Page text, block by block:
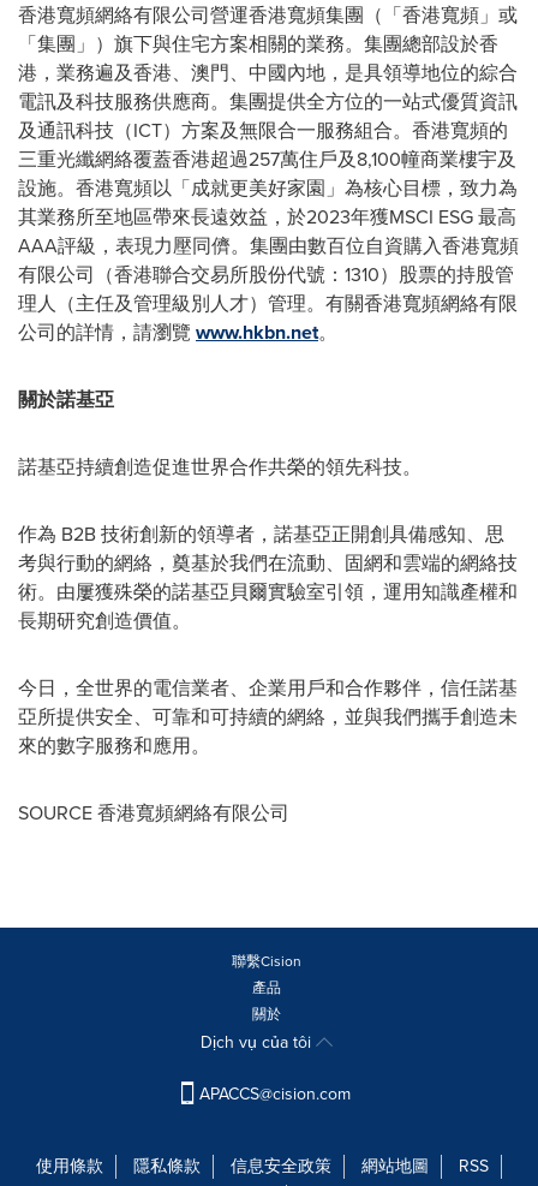
香港寬頻網絡有限公司營運香港寬頻集團（「香港寬頻」或
「集團」）旗下與住宅方案相關的業務。集團總部設於香
港，業務遍及香港、澳門、中國內地，是具領導地位的綜合
電訊及科技服務供應商。集團提供全方位的一站式優質資訊
及通訊科技（ICT）方案及無限合一服務組合。香港寬頻的
三重光纖網絡覆蓋香港超過257萬住戶及8,100幢商業樓宇及
設施。香港寬頻以「成就更美好家園」為核心目標，致力為
其業務所至地區帶來長遠效益，於2023年獲MSCI ESG 最高
AAA評級，表現力壓同儕。集團由數百位自資購入香港寬頻
有限公司（香港聯合交易所股份代號：1310）股票的持股管
理人（主任及管理級別人才）管理。有關香港寬頻網絡有限
公司的詳情，請瀏覽 www.hkbn.net。
關於諾基亞
諾基亞持續創造促進世界合作共榮的領先科技。
作為 B2B 技術創新的領導者，諾基亞正開創具備感知、思
考與行動的網絡，奠基於我們在流動、固網和雲端的網絡技
術。由屢獲殊榮的諾基亞貝爾實驗室引領，運用知識產權和
長期研究創造價值。
今日，全世界的電信業者、企業用戶和合作夥伴，信任諾基
亞所提供安全、可靠和可持續的網絡，並與我們攜手創造未
來的數字服務和應用。
SOURCE 香港寬頻網絡有限公司
聯繫Cision
產品
關於
Dịch vụ của tôi
APACCS@cision.com
使用條款 隱私條款 信息安全政策 網站地圖
RSS